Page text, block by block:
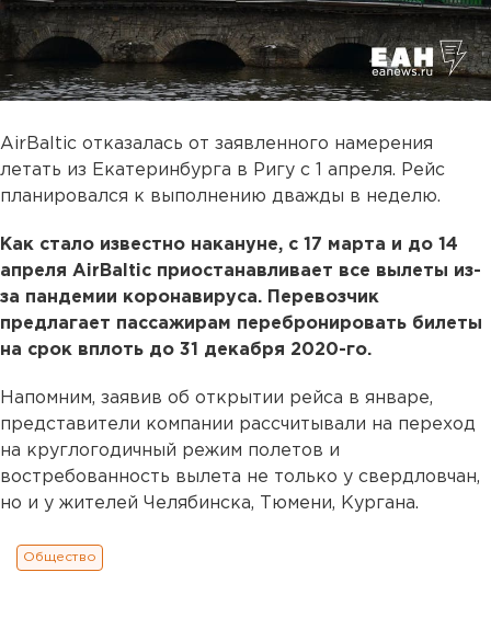
AirBaltic отказалась от заявленного намерения
летать из Екатеринбурга в Ригу с 1 апреля. Рейс
планировался к выполнению дважды в неделю.
Как стало известно накануне, с 17 марта и до 14
апреля AirBaltic приостанавливает все вылеты из-
за пандемии коронавируса. Перевозчик
предлагает пассажирам перебронировать билеты
на срок вплоть до 31 декабря 2020-го.
Напомним, заявив об открытии рейса в январе,
представители компании рассчитывали на переход
на круглогодичный режим полетов и
востребованность вылета не только у свердловчан,
но и у жителей Челябинска, Тюмени, Кургана.
Общество